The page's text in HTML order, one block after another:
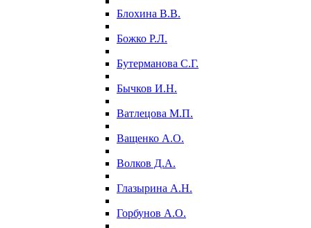
Блохина В.В.
Божко Р.Л.
Бутерманова С.Г.
Бычков И.Н.
Ватлецова М.П.
Ващенко А.О.
Волков Д.А.
Глазырина А.Н.
Горбунов А.О.